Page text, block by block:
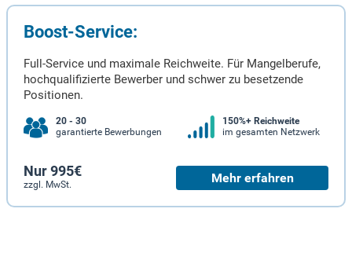
Boost-Service:
Full-Service und maximale Reichweite. Für Mangelberufe,
hochqualifizierte Bewerber und schwer zu besetzende
Positionen.
20 - 30
garantierte Bewerbungen
150%+ Reichweite
im gesamten Netzwerk
Nur 995€
zzgl. MwSt. Mehr erfahren